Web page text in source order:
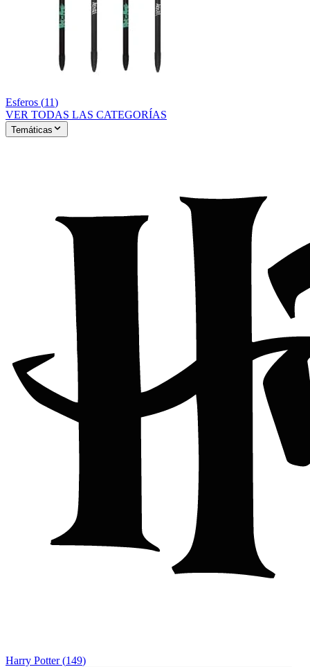
Esferos (11)
VER TODAS LAS CATEGORÍAS
Temáticas
Harry Potter (149)